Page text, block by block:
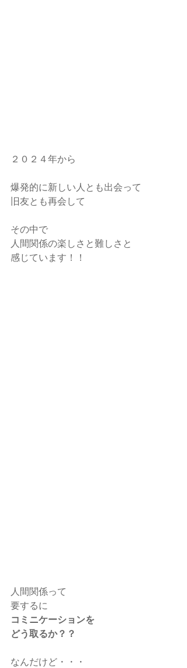
２０２４年から
爆発的に新しい人とも出会って
旧友とも再会して
その中で
人間関係の楽しさと難しさと
感じています！！
人間関係って
要するに
コミニケーションを
どう取るか？？
なんだけど・・・